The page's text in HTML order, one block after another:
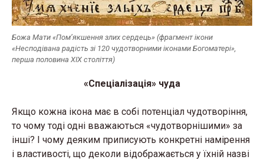
Божа Мати «Пом’якшення злих сердець» (фрагмент ікони
«Несподівана радість зі 120 чудотворними іконами Богоматері»,
перша половина XIX століття)
«Спеціалізація» чуда
Якщо кожна ікона має в собі потенціал чудотворіння,
то чому тоді одні вважаються «чудотворнішими» за
інші? І чому деяким приписують конкретні намірення
і властивості, що деколи відображається у їхній назві